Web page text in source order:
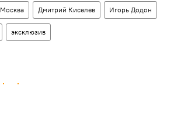
Москва Дмитрий Киселев Игорь Додон
эксклюзив